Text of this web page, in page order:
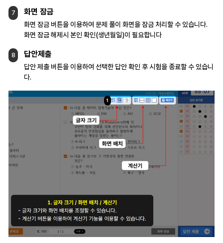
7 화면 잠금
화면 잠금 버튼을 이용하여 문제 풀이 화면을잠금 처리할 수 있습니다.
화면 잠금 해제시 본인 확인(생년월일)이 필요합니다
8 답안제출
답안 제출 버튼을 이용하여 선택한 답안 확인 후시험을 종료할 수 있습니
다.